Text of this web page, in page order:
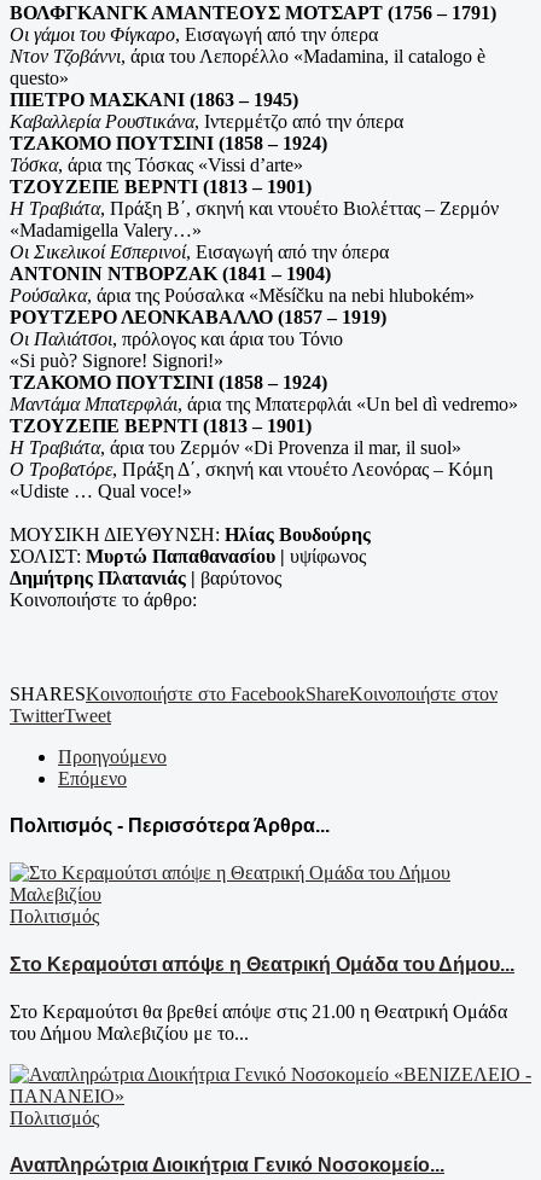
ΒΟΛΦΓΚΑΝΓΚ ΑΜΑΝΤΕΟΥΣ ΜΟΤΣΑΡΤ (1756 – 1791)
Οι γάμοι του Φίγκαρο, Εισαγωγή από την όπερα
Ντον Τζοβάννι, άρια του Λεπορέλλο «Madamina, il catalogo è
questo»
ΠΙΕΤΡΟ ΜΑΣΚΑΝΙ (1863 – 1945)
Καβαλλερία Ρουστικάνα, Ιντερμέτζο από την όπερα
ΤΖΑΚΟΜΟ ΠΟΥΤΣΙΝΙ (1858 – 1924)
Τόσκα, άρια της Τόσκας «Vissi d’arte»
ΤΖΟΥΖΕΠΕ ΒΕΡΝΤΙ (1813 – 1901)
Η Τραβιάτα, Πράξη Β΄, σκηνή και ντουέτο Βιολέττας – Ζερμόν
«Madamigella Valery…»
Οι Σικελικοί Εσπερινοί, Εισαγωγή από την όπερα
ΑΝΤΟΝΙΝ ΝΤΒΟΡΖΑΚ (1841 – 1904)
Ρούσαλκα, άρια της Ρούσαλκα «Měsíčku na nebi hlubokém»
ΡΟΥΤΖΕΡΟ ΛΕΟΝΚΑΒΑΛΛΟ (1857 – 1919)
Οι Παλιάτσοι, πρόλογος και άρια του Τόνιο
«Si può? Signore! Signori!»
ΤΖΑΚΟΜΟ ΠΟΥΤΣΙΝΙ (1858 – 1924)
Μαντάμα Μπατερφλάι, άρια της Μπατερφλάι «Un bel dì vedremo»
ΤΖΟΥΖΕΠΕ ΒΕΡΝΤΙ (1813 – 1901)
Η Τραβιάτα, άρια του Ζερμόν «Di Provenza il mar, il suol»
Ο Τροβατόρε, Πράξη Δ΄, σκηνή και ντουέτο Λεονόρας – Κόμη
«Udiste … Qual voce!»
ΜΟΥΣΙΚΗ ΔΙΕΥΘΥΝΣΗ: Ηλίας Βουδούρης
ΣΟΛΙΣΤ: Μυρτώ Παπαθανασίου | υψίφωνος
Δημήτρης Πλατανιάς | βαρύτονος
Κοινοποιήστε το άρθρο:
SHARESΚοινοποιήστε στο FacebookShareΚοινοποιήστε στον
TwitterTweet
Προηγούμενο
Επόμενο
Πολιτισμός - Περισσότερα Άρθρα...
Πολιτισμός
Στο Κεραμούτσι απόψε η Θεατρική Ομάδα του Δήμου...
Στο Κεραμούτσι θα βρεθεί απόψε στις 21.00 η Θεατρική Ομάδα
του Δήμου Μαλεβιζίου με το...
Πολιτισμός
Αναπληρώτρια Διοικήτρια Γενικό Νοσοκομείο...